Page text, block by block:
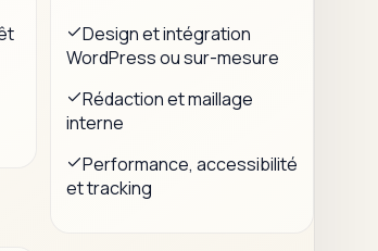
Design et intégration
WordPress ou sur-mesure
Rédaction et maillage
interne
Performance, accessibilité
et tracking